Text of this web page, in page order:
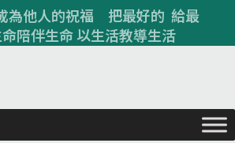
為他人的祝福 把最好的 給最
陪伴生命 以生活教導生活